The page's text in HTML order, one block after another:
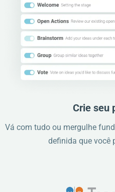
Crie seu
Vá com tudo ou mergulhe
definida que você